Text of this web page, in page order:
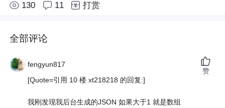
130 11 打赏
全部评论
fengyun817
[Quote=引用 10 楼 xt218218 的回复:]
我刚发现我后台生成的JSON 如果大于1 就是数组
赞